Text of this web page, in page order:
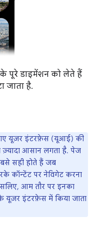
के पूरे डाइमेंशन को लेते हैं
जाता है.
यूज़र इंटरफ़ेस (यूआई) की
आसान लगता है. पेज
सही होते हैं जब
कॉन्टेंट पर नेविगेट करना
आम तौर पर इनका
यूज़र इंटरफ़ेस में किया जाता